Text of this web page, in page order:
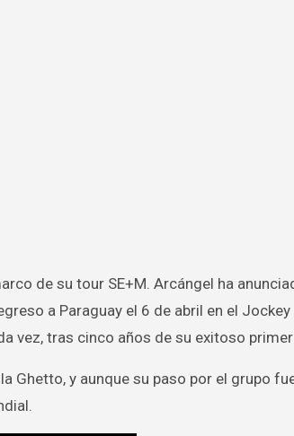
a Paraguay el 6 de abril en el
vez, tras cinco años de su exitoso
Ghetto, y aunque su paso por el grupo